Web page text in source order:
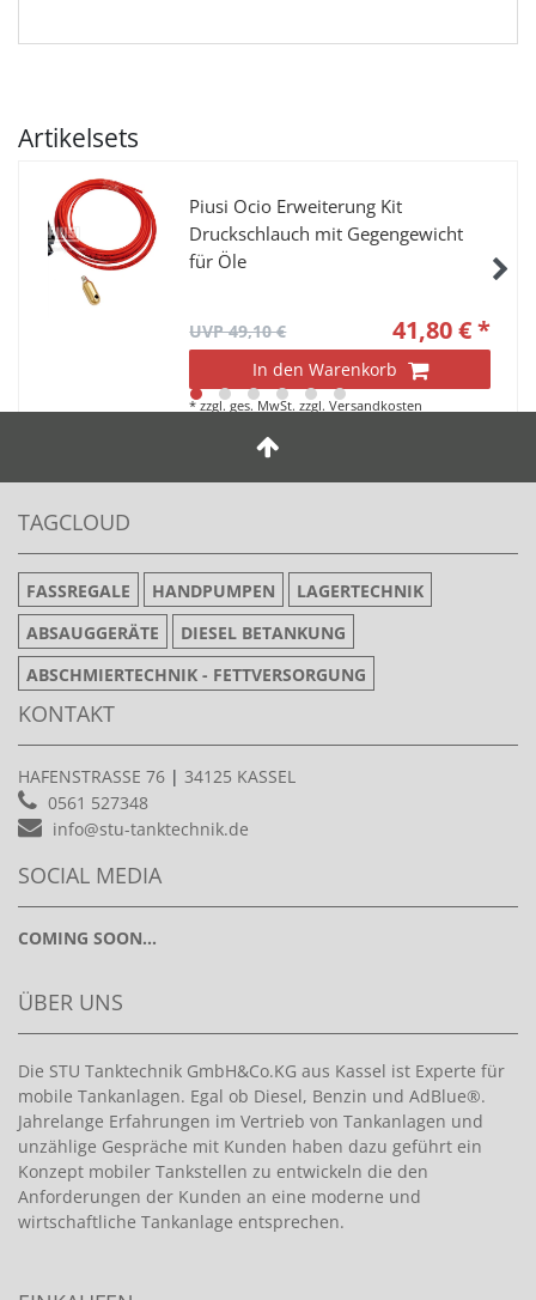
Artikelsets
Piusi Ocio Erweiterung Kit
Druckschlauch mit Gegengewicht
für Öle
UVP 49,10 € 41,80 € *
In den Warenkorb
*zzgl. ges. MwSt. zzgl.Versandkosten
TAGCLOUD
FASSREGALE HANDPUMPEN
LAGERTECHNIK
ABSAUGGERÄTE
DIESEL BETANKUNG
ABSCHMIERTECHNIK - FETTVERSORGUNG
KONTAKT
HAFENSTRASSE 76 | 34125 KASSEL
0561 527348
info@stu-tanktechnik.de
SOCIAL MEDIA
COMING SOON...
ÜBER UNS
Die STU Tanktechnik GmbH&Co.KG aus Kassel ist Experte für
mobile Tankanlagen. Egal ob Diesel, Benzin und AdBlue®.
Jahrelange Erfahrungen im Vertrieb von Tankanlagen und
unzählige Gespräche mit Kunden haben dazu geführt ein
Konzept mobiler Tankstellen zu entwickeln die den
Anforderungen der Kunden an eine moderne und
wirtschaftliche Tankanlage entsprechen.